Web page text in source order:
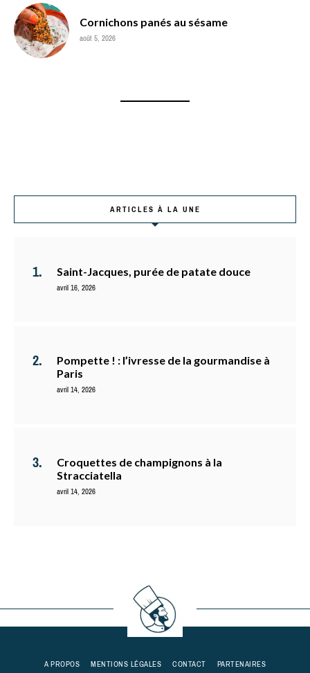
Cornichons panés au sésame
août 5, 2026
ARTICLES À LA UNE
Saint-Jacques, purée de patate douce
avril 16, 2026
Pompette ! : l’ivresse de la gourmandise à
Paris
avril 14, 2026
Croquettes de champignons à la
Stracciatella
avril 14, 2026
A PROPOS MENTIONS LÉGALES CONTACT PARTENAIRES